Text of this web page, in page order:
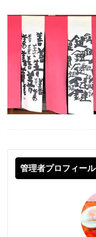
管理者プロフィール